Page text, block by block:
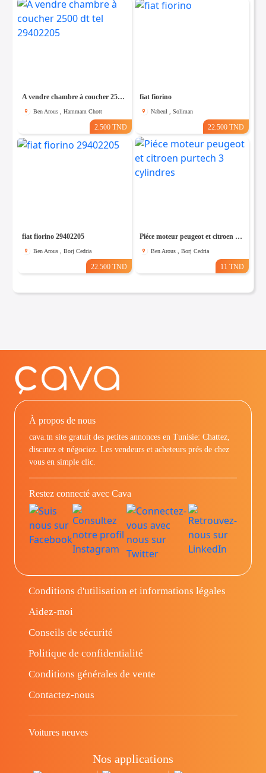
A vendre chambre à coucher 2500 dt tel 29402205
Ben Arous , Hammam Chott
2.500 TND
fiat fiorino
Nabeul , Soliman
22.500 TND
fiat fiorino 29402205
Ben Arous , Borj Cedria
22.500 TND
Piéce moteur peugeot et citroen purtech 3 cylindres
Ben Arous , Borj Cedria
11 TND
À propos de nous
cava.tn site gratuit des petites annonces en Tunisie: Chattez,
discutez et négociez. Les vendeurs et acheteurs prés de chez
vous en simple clic.
Restez connecté avec Cava
Conditions d'utilisation et informations légales
Aidez-moi
Conseils de sécurité
Politique de confidentialité
Conditions générales de vente
Contactez-nous
Voitures neuves
Nos applications